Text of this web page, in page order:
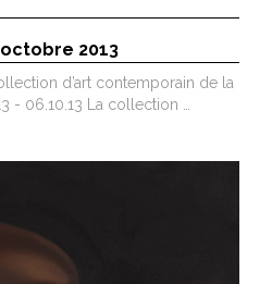
octobre 2013
d’art contemporain de la
- 06.10.13 La collection …